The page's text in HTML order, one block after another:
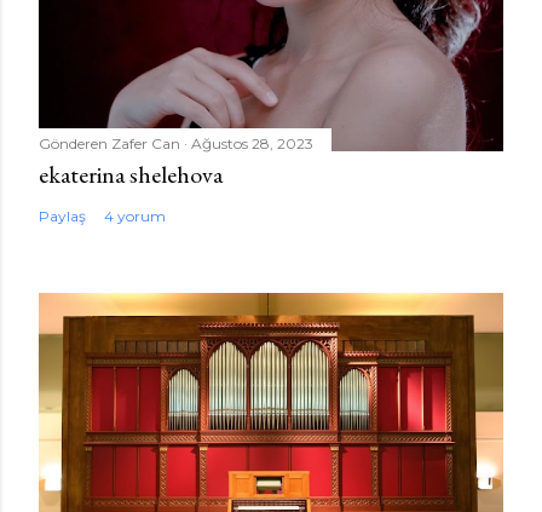
Gönderen Zafer Can Ağustos 28, 2023
ekaterina shelehova
Paylaş 4 yorum